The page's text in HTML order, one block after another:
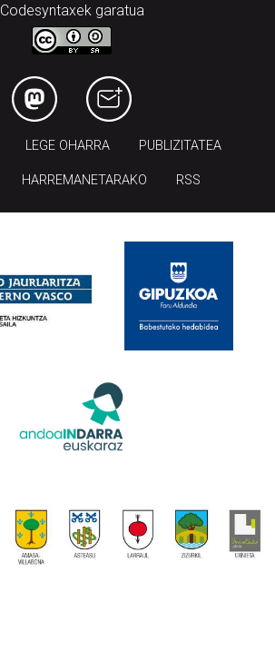
Codesyntaxek garatua
LEGE OHARRA PUBLIZITATEA
HARREMANETARAKO RSS